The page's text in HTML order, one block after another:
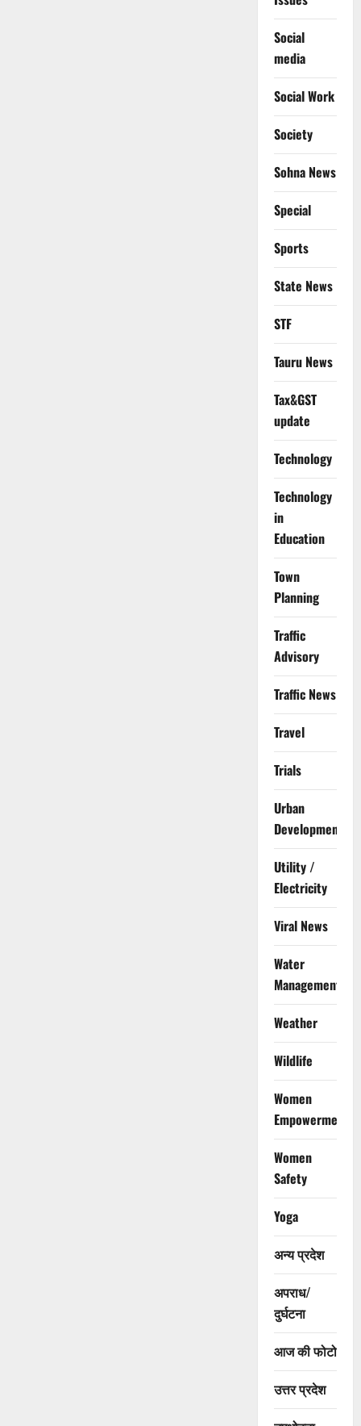
Social
media
Social Work
Society
Sohna News
Special
Sports
State News
STF
Tauru News
Tax&GST
update
Technology
Technology
in
Education
Town
Planning
Traffic
Advisory
Traffic News
Travel
Trials
Urban
Development
Utility /
Electricity
Viral News
Water
Management
Weather
Wildlife
Women
Empowerment
Women
Safety
Yoga
अन्य प्रदेश
अपराध/
दुर्घटना
आज की फोटो
उत्तर प्रदेश